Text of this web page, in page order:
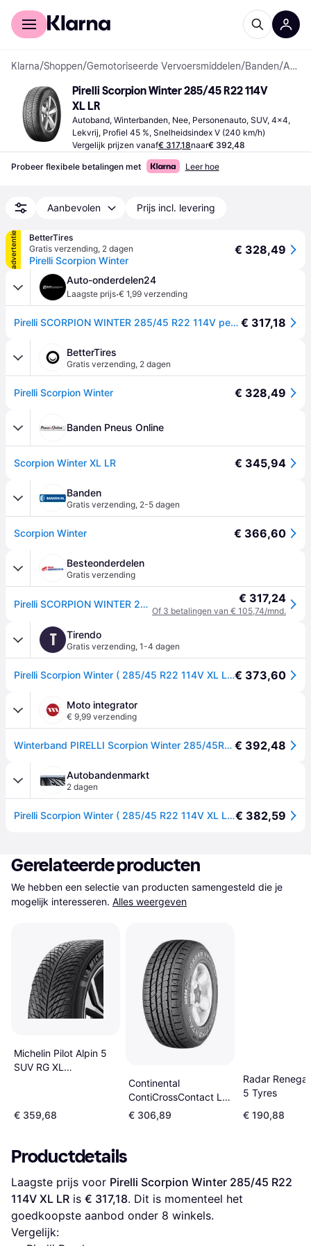
Voor shoppers
Klarna/Shoppen/Gemotoriseerde Vervoersmiddelen/Banden/ Autobanden
Pirelli Scorpion Winter 285/45 R22 114V
XL LR
Autoband, Winterbanden, Nee, Personenauto, SUV, 4x4,
Lekvrij, Profiel 45 %, Snelheidsindex V (240 km/h)
Vergelijk prijzen vanaf€ 317,18naar€ 392,48
Probeer flexibele betalingen met Leer hoe
Aanbevolen Prijs incl. levering
advertentie
BetterTires
Gratis verzending, 2 dagen
Pirelli Scorpion Winter
€ 328,49
Auto-onderdelen24
Laagste prijs·€ 1,99 verzending
Pirelli SCORPION WINTER 285/45 R22 114V personenwagen Winterbanden Banden 3746600 € 317,18
BetterTires
Gratis verzending, 2 dagen
Pirelli Scorpion Winter € 328,49
Banden Pneus Online
Scorpion Winter XL LR € 345,94
Banden
Gratis verzending, 2-5 dagen
Scorpion Winter € 366,60
Besteonderdelen
Gratis verzending
Pirelli SCORPION WINTER 285/45 R22 114V personenwagen Winterbanden Banden 3746600 € 317,24
Of 3 betalingen van € 105,74/mnd.
T Tirendo
Gratis verzending, 1-4 dagen
Pirelli Scorpion Winter ( 285/45 R22 114V XL LR )€ 373,60
Moto integrator
€ 9,99 verzending
Winterband PIRELLI Scorpion Winter 285/45R22 XL 114V € 392,48
Autobandenmarkt
2 dagen
Pirelli Scorpion Winter ( 285/45 R22 114V XL LR )€ 382,59
Gerelateerde producten
We hebben een selectie van producten samengesteld die je
mogelijk interesseren. Alles weergeven
Michelin Pilot Alpin 5
SUV RG XL
€ 359,68
Continental
ContiCrossContact LX
Sport 285/40 R22
110Y XL LR
€ 306,89
Radar
5 Tyres
€ 190,88
Productdetails
Laagste prijs voor Pirelli Scorpion Winter 285/45 R22
114V XL LR is € 317,18. Dit is momenteel het
goedkoopste aanbod onder 8 winkels.
Vergelijk: